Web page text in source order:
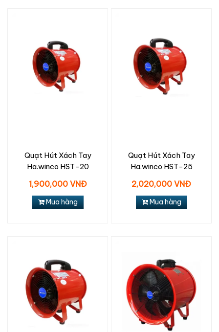
Quạt Hút Xách Tay
Ha.winco HST-20
1,900,000 VNĐ
Mua hàng
Quạt Hút Xách Tay
Ha.winco HST-25
2,020,000 VNĐ
Mua hàng